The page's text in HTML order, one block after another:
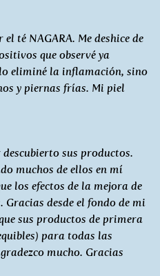
té NAGARA. Me deshice de
que observé ya
eliminé la inflamación, sino
y piernas frías. Mi piel
sus productos.
muchos de ellos en mí
los efectos de la mejora de
desde el fondo de mi
sus productos de primera
para todas las
mucho. Gracias